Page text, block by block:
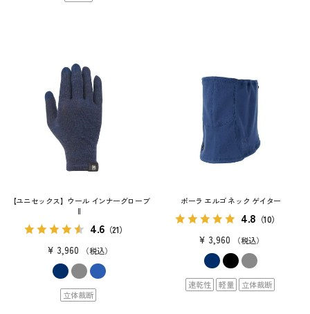
【ユニセックス】ウール インナーグローブ
II
4.6（21）
¥ 3,960 税込
立体裁断
ポーラ エルゴ ネック ゲイター
4.8 （10）
¥ 3,960 税込
速乾性 軽量 立体裁断